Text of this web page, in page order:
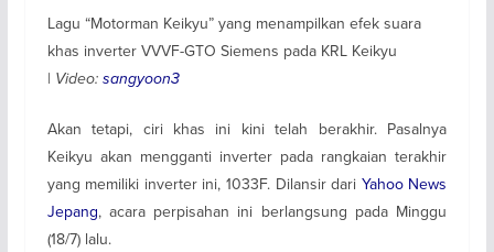
Lagu “Motorman Keikyu” yang menampilkan efek suara
khas inverter VVVF-GTO Siemens pada KRL Keikyu
| Video:sangyoon3
Akan tetapi, ciri khas ini kini telah berakhir. Pasalnya
Keikyu akan mengganti inverter pada rangkaian terakhir
yang memiliki inverter ini, 1033F. Dilansir dari Yahoo News
Jepang, acara perpisahan ini berlangsung pada Minggu
(18/7) lalu.